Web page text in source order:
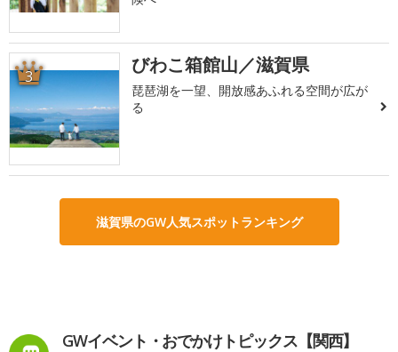
3 びわこ箱館山／滋賀県
琵琶湖を一望、開放感あふれる空間が広が
る
滋賀県のGW人気スポットランキング
GWイベント・おでかけトピックス【関西】